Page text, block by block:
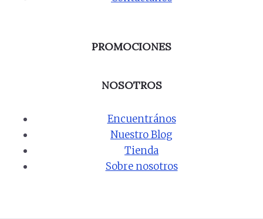
PROMOCIONES
NOSOTROS
Encuentrános
Nuestro Blog
Tienda
Sobre nosotros